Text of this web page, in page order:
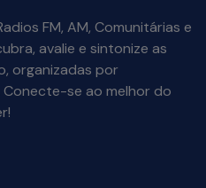
FM, AM, Comunitárias e
avalie e sintonize as
organizadas por
se ao melhor do